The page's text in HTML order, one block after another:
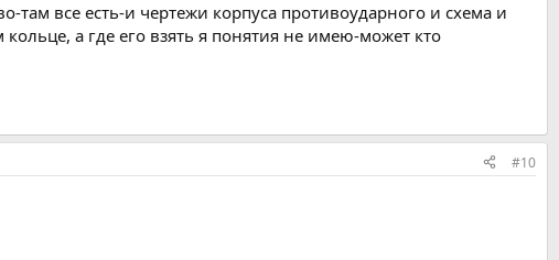
там все есть-и чертежи корпуса противоударного и схема и
а где его взять я понятия не имею-может кто
#10